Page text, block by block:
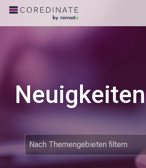
Neuigkeiten